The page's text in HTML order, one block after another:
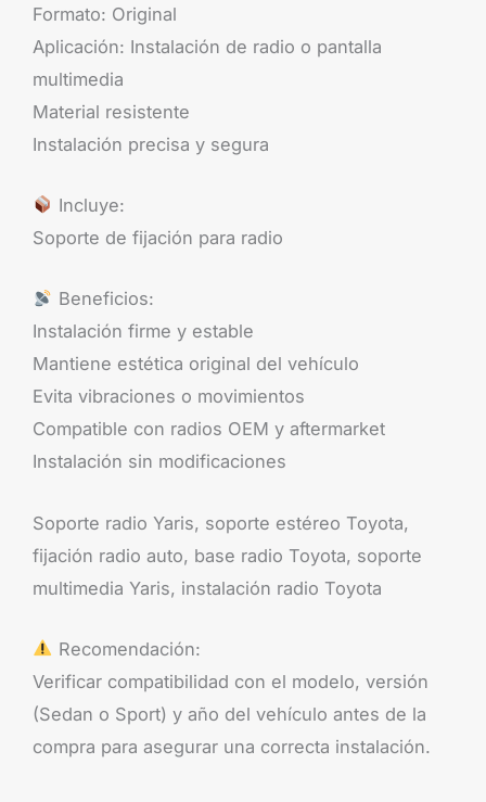
Formato: Original
Aplicación: Instalación de radio o pantalla
multimedia
Material resistente
Instalación precisa y segura
Incluye:
Soporte de fijación para radio
Beneficios:
Instalación firme y estable
Mantiene estética original del vehículo
Evita vibraciones o movimientos
Compatible con radios OEM y aftermarket
Instalación sin modificaciones
Soporte radio Yaris, soporte estéreo Toyota,
fijación radio auto, base radio Toyota, soporte
multimedia Yaris, instalación radio Toyota
Recomendación:
Verificar compatibilidad con el modelo, versión
(Sedan o Sport) y año del vehículo antes de la
compra para asegurar una correcta instalación.